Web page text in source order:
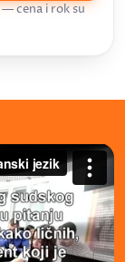
cena i rok su